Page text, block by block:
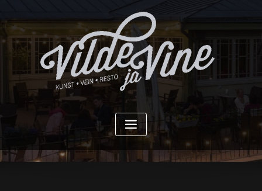
content